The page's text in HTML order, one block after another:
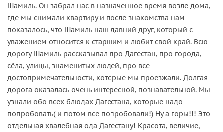
Шамиль. Он забрал нас в назначенное время возле дома,
где мы снимали квартиру и после знакомства нам
показалось, что Шамиль наш давний друг, который с
уважением относится к старшим и любит свой край. Всю
дорогу Шамиль рассказывал про Дагестан, про города,
сёла, улицы, знаменитых людей, про все
достопримечательности, которые мы проезжали. Долгая
дорога оказалась очень интересной, познавательной. Мы
узнали обо всех блюдах Дагестана, которые надо
попробовать( и потом все попробовали!) Ну а горы!!! Это
отдельная хвалебная ода Дагестану! Красота, величие,